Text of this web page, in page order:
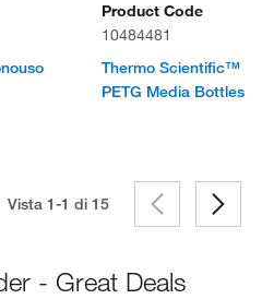
Product Code
10484481
Thermo Scientific™
PETG Media Bottles
Vista 1-1 di 15
- Great Deals